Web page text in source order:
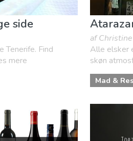
side
Tenerife. Find
mere
af
Alle elsker
skøn
Mad &